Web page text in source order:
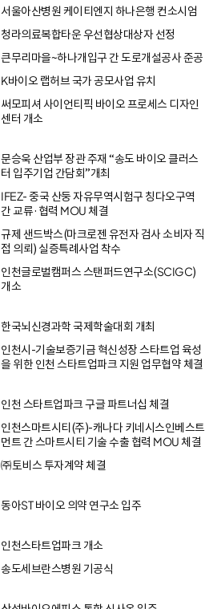
서울아산병원 케이티엔지 하나은행 컨소시엄
청라의료복합타운 우선협상대상자 선정
큰무리마을~하나개입구 간 도로개설공사 준공
K바이오 랩허브 국가 공모사업 유치
써모피셔 사이언티픽 바이오 프로세스 디자인
센터 개소
문승욱 산업부 장관 주재 “송도 바이오 클러스
터 입주기업 간담회”개최
IFEZ- 중국 산둥 자유무역시험구 칭다오구역
간 교류·협력 MOU 체결
규제 샌드박스(마크로젠 유전자 검사 소비자 직
접 의뢰) 실증특례사업 착수
인천글로벌캠퍼스 스탠퍼드연구소(SCIGC)
개소
한국뇌신경과학 국제학술대회 개최
인천시-기술보증기금 혁신성장 스타트업 육성
을 위한 인천 스타트업파크 지원 업무협약 체결
인천 스타트업파크 구글 파트너십 체결
인천스마트시티(주)-캐나다 키네시스인베스트
먼트 간 스마트시티 기술 수출 협력 MOU 체결
㈜토비스 투자계약 체결
동아ST 바이오 의약 연구소 입주
인천스타트업파크 개소
송도세브란스병원 기공식